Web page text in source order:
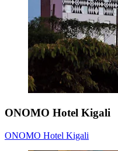
ONOMO Hotel Kigali
ONOMO Hotel Kigali